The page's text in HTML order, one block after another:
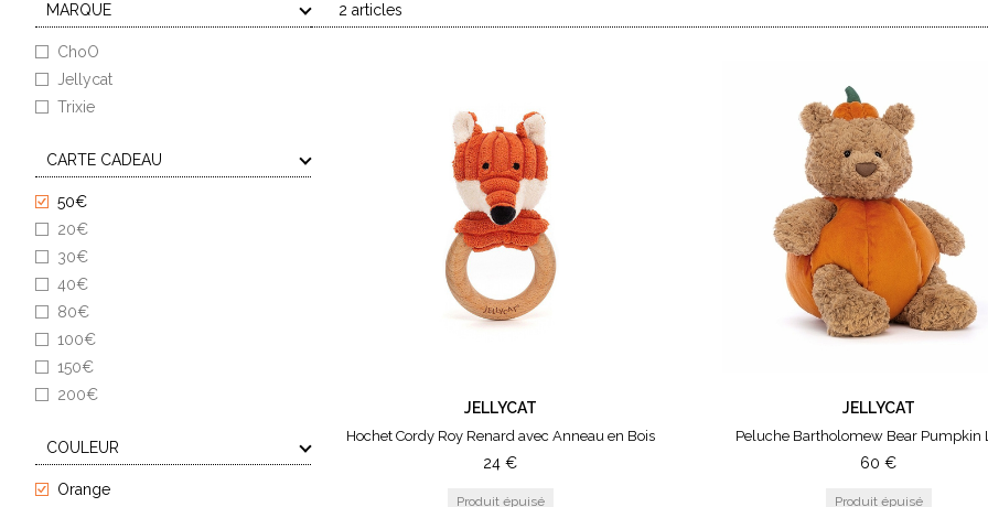
MARQUE
ChoO
Jellycat
Trixie
CARTE CADEAU
50€
20€
30€
40€
80€
100€
150€
200€
COULEUR
Orange
2 articles
JELLYCAT
Hochet Cordy Roy Renard avec Anneau en Bois
24 €
JELLYCAT
Peluche Bartholomew Bear Pumpkin
60 €